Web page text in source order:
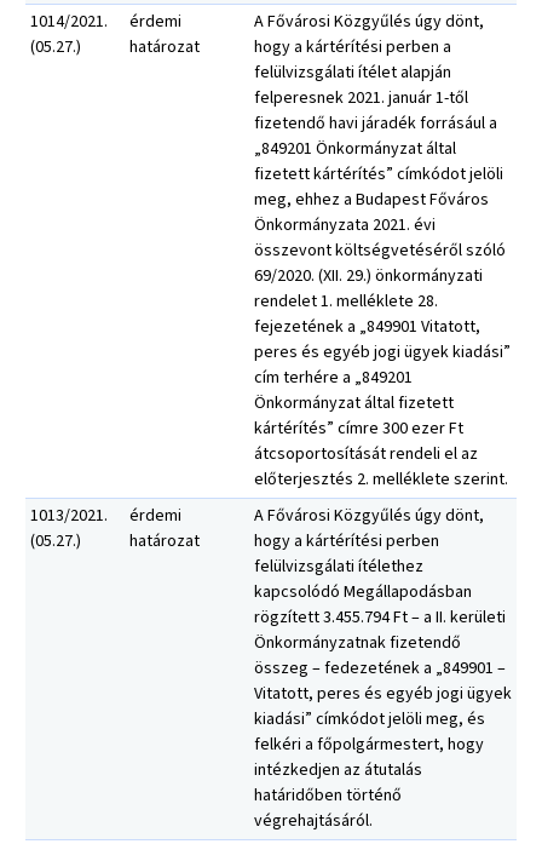
1014/2021.
(05.27.)
érdemi
határozat
A Fővárosi Közgyűlés úgy dönt,
hogy a kártérítési perben a
felülvizsgálati ítélet alapján
felperesnek 2021. január 1-től
fizetendő havi járadék forrásául a
„849201 Önkormányzat által
fizetett kártérítés” címkódot jelöli
meg, ehhez a Budapest Főváros
Önkormányzata 2021. évi
összevont költségvetéséről szóló
69/2020. (XII. 29.) önkormányzati
rendelet 1. melléklete 28.
fejezetének a „849901 Vitatott,
peres és egyéb jogi ügyek kiadási”
cím terhére a „849201
Önkormányzat által fizetett
kártérítés” címre 300 ezer Ft
átcsoportosítását rendeli el az
előterjesztés 2. melléklete szerint.
1013/2021.
(05.27.)
érdemi
határozat
A Fővárosi Közgyűlés úgy dönt,
hogy a kártérítési perben
felülvizsgálati ítélethez
kapcsolódó Megállapodásban
rögzített 3.455.794 Ft – a II. kerületi
Önkormányzatnak fizetendő
összeg – fedezetének a „849901 –
Vitatott, peres és egyéb jogi ügyek
kiadási” címkódot jelöli meg, és
felkéri a főpolgármestert, hogy
intézkedjen az átutalás
határidőben történő
végrehajtásáról.